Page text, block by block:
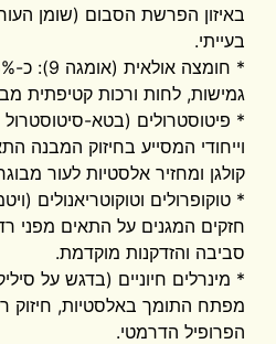
באיזון הפרשת הסבום (שומן
בעייתי.
גמישות, לחות ורכות קטיפתית
* פיטוסטרולים (בטא-סיטוסטרול
וייחודי המסייע בחיזוק המבנה
קולגן ומחזיר אלסטיות לעור
חזקים המגנים על התאים מפני
סביבה והזדקנות מוקדמת.
* מינרלים חיוניים (בדגש על
מפתח התומך באלסטיות, חיזוק
הפרופיל הדרמטי.